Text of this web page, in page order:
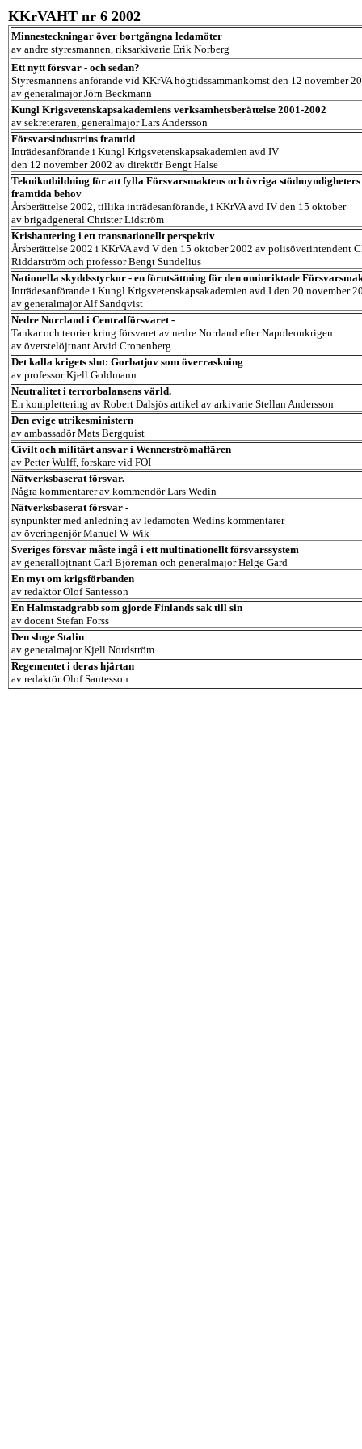
KKrVAHT nr 6 2002
Minnesteckningar över bortgångna ledamöter
av andre styresmannen, riksarkivarie Erik Norberg
Ett nytt försvar - och sedan?
Styresmannens anförande vid KKrVA högtidssammankomst den 12 november
av generalmajor Jörn Beckmann
Kungl Krigsvetenskapsakademiens verksamhetsberättelse 2001-2002
av sekreteraren, generalmajor Lars Andersson
Försvarsindustrins framtid
Inträdesanförande i Kungl Krigsvetenskapsakademien avd IV
den 12 november 2002 av direktör Bengt Halse
Teknikutbildning för att fylla Försvarsmaktens och övriga stödmyndigheters
framtida behov
Årsberättelse 2002, tillika inträdesanförande, i KKrVA avd IV den 15 oktober
av brigadgeneral Christer Lidström
Krishantering i ett transnationellt perspektiv
Årsberättelse 2002 i KKrVA avd V den 15 oktober 2002 av polisöverintendent
Riddarström och professor Bengt Sundelius
Nationella skyddsstyrkor - en förutsättning för den ominriktade
Inträdesanförande i Kungl Krigsvetenskapsakademien avd I den 20 november
av generalmajor Alf Sandqvist
Nedre Norrland i Centralförsvaret -
Tankar och teorier kring försvaret av nedre Norrland efter Napoleonkrigen
av överstelöjtnant Arvid Cronenberg
Det kalla krigets slut: Gorbatjov som överraskning
av professor Kjell Goldmann
Neutralitet i terrorbalansens värld.
En komplettering av Robert Dalsjös artikel av arkivarie Stellan Andersson
Den evige utrikesministern
av ambassadör Mats Bergquist
Civilt och militärt ansvar i Wennerströmaffären
av Petter Wulff, forskare vid FOI
Nätverksbaserat försvar.
Några kommentarer av kommendör Lars Wedin
Nätverksbaserat försvar -
synpunkter med anledning av ledamoten Wedins kommentarer
av överingenjör Manuel W Wik
Sveriges försvar måste ingå i ett multinationellt försvarssystem
av generallöjtnant Carl Björeman och generalmajor Helge Gard
En myt om krigsförbanden
av redaktör Olof Santesson
En Halmstadgrabb som gjorde Finlands sak till sin
av docent Stefan Forss
Den sluge Stalin
av generalmajor Kjell Nordström
Regementet i deras hjärtan
av redaktör Olof Santesson